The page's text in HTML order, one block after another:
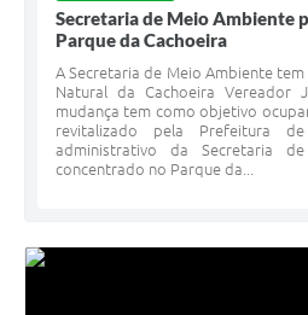
Secretaria de Meio Ambiente
Parque da Cachoeira
A Secretaria de Meio Ambiente
Natural da Cachoeira Vereador
mudança tem como objetivo
revitalizado pela Prefeitura
administrativo da Secretaria
concentrado no Parque da...